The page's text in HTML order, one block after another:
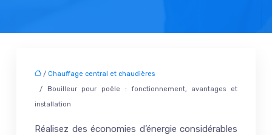
/ Chauffage central et chaudières
/ Bouilleur pour poêle : fonctionnement, avantages et
installation
Réalisez des économies d’énergie considérables